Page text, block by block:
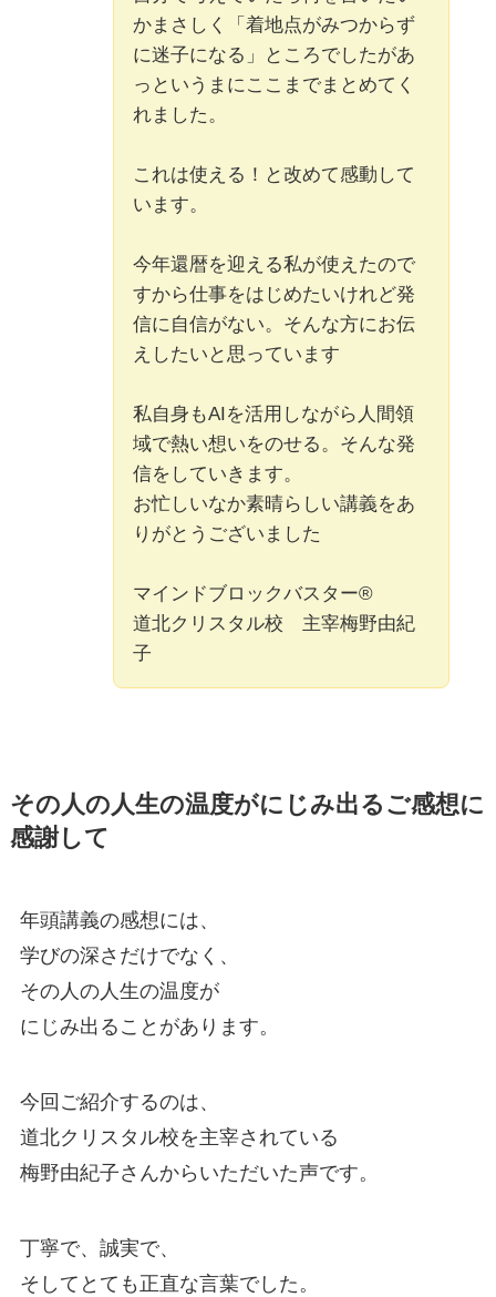
かまさしく「着地点がみつからず
に迷子になる」ところでしたがあ
っというまにここまでまとめてく
れました。
これは使える！と改めて感動して
います。
今年還暦を迎える私が使えたので
すから仕事をはじめたいけれど発
信に自信がない。そんな方にお伝
えしたいと思っています
私自身もAIを活用しながら人間領
域で熱い想いをのせる。そんな発
信をしていきます。
お忙しいなか素晴らしい講義をあ
りがとうございました
マインドブロックバスター®
道北クリスタル校 主宰梅野由紀
子
その人の人生の温度がにじみ出るご感想に
感謝して
年頭講義の感想には、
学びの深さだけでなく、
その人の人生の温度が
にじみ出ることがあります。
今回ご紹介するのは、
道北クリスタル校を主宰されている
梅野由紀子さんからいただいた声です。
丁寧で、誠実で、
そしてとても正直な言葉でした。